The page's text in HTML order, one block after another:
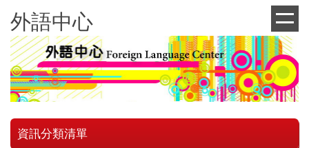
到
主
要
內
容
區
外語中心
資訊分類清單